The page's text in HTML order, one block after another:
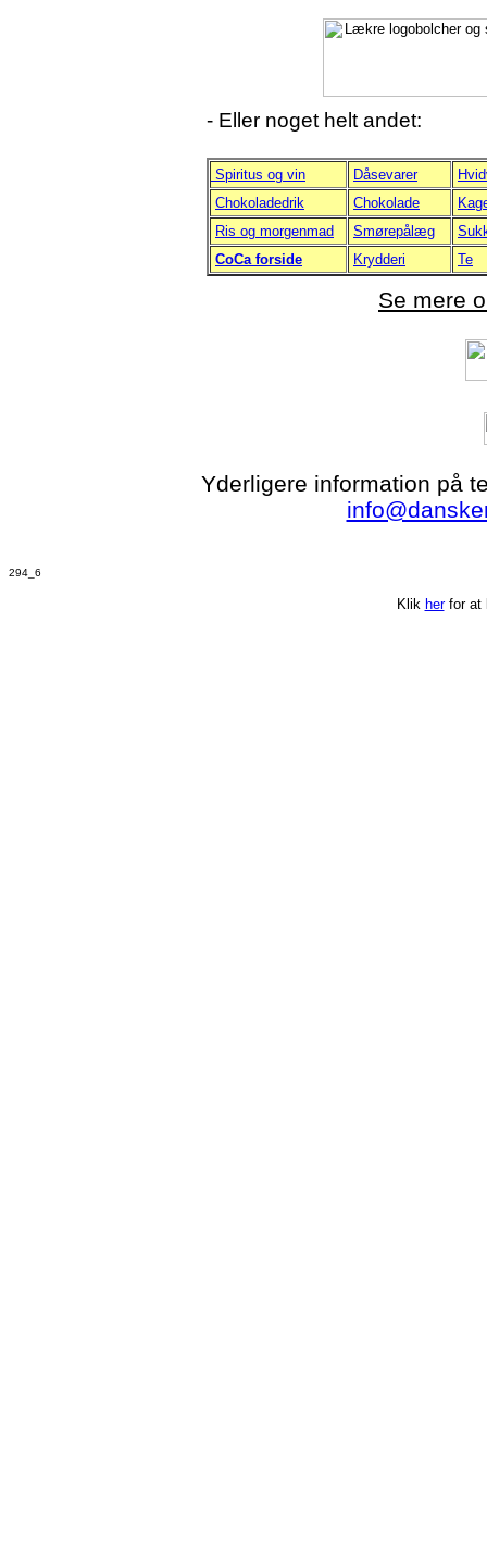
- Eller noget helt andet:
Spiritus og vin Dåsevarer
Chokoladedrik
Chokolade
Ris og morgenmad
Smørepålæg
CoCa forside
Krydderi Te
Se mere
Yderligere information på
294_6
Klik herfor at